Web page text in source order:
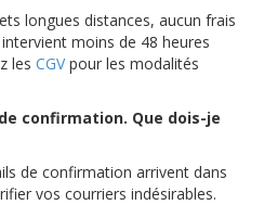
longues distances, aucun frais
moins de 48 heures
les CGVpour les modalités
confirmation. Que dois-je
de confirmation arrivent dans
vos courriers indésirables.